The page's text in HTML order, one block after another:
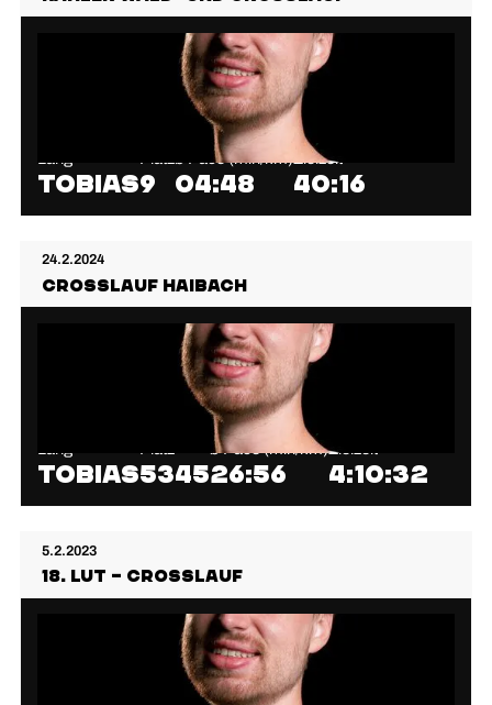
Lang
Tobias
Platz
9
⌀ Pace (min/km)
04:48
Zielzeit
40:16
24.2.2024
Crosslauf Haibach
Lang
Tobias
Platz
5345
⌀ Pace (min/km)
26:56
Zielzeit
4:10:32
5.2.2023
18. LuT – Crosslauf